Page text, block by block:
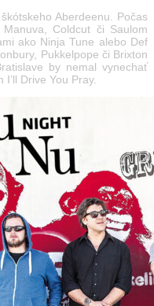
Aberdeenu. Počas
Coldcut či Saulom
ako Ninja Tune alebo Def
Pukkelpope či Brixton
by nemal vynechať
Drive You Pray.